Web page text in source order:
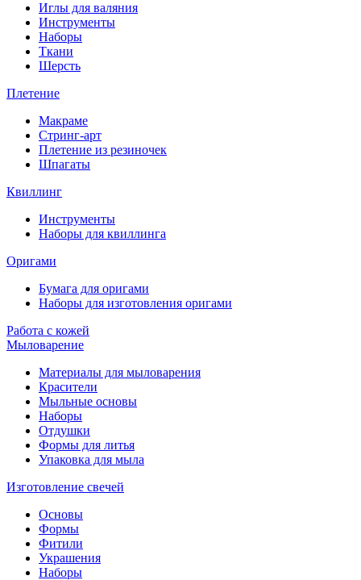
Иглы для валяния
Инструменты
Наборы
Ткани
Шерсть
Плетение
Макраме
Стринг-арт
Плетение из резиночек
Шпагаты
Квиллинг
Инструменты
Наборы для квиллинга
Оригами
Бумага для оригами
Наборы для изготовления оригами
Работа с кожей
Мыловарение
Материалы для мыловарения
Красители
Мыльные основы
Наборы
Отдушки
Формы для литья
Упаковка для мыла
Изготовление свечей
Основы
Формы
Фитили
Украшения
Наборы